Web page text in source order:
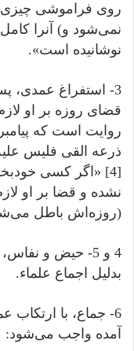
روی فراموشی چیزی
نمی‌شود و) آنرا کامل
نوشانیده است».
3- استفراغ عمدی،
قضای روزه بر او
روایت است که
ذرعه القی فلیس
[4] «اگر کسی
نشده و قضا بر او
(روزه‌اش باطل
4 و 5- حیض و
بدلیل اجماع علماء.
6- جماع، با
آمده واجب می‌شود: